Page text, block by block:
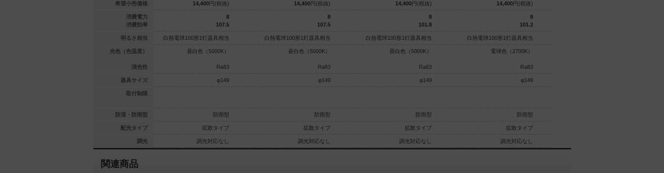
希望小売価格
消費電力
消費効率
明るさ相当
光色（色温度）
演色性
器具サイズ
取付制限
防湿・防雨型
配光タイプ
調光
円(税抜)
7.7
94.8
白熱電球100形1灯器具相当
温白色（3500K）
φ85
55度までの傾斜天井に取付可
対応なし
拡散タイプ
14,400円(税抜)
8
107.5
白熱電球100形1灯器具相当
昼白色（5000K）
Ra83
φ149
防雨型
拡散タイプ
調光対応なし
14,400円(税抜)
8
107.5
白熱電球100形1灯器具相当
昼白色（5000K）
Ra83
φ149
防雨型
拡散タイプ
調光対応なし
14,400円(税抜)
8
101.8
白熱電球100形1灯器具相当
昼白色（5000K）
Ra83
φ149
防雨型
拡散タイプ
調光対応なし
14,400円(税抜)
8
101.2
白熱電球100形1灯器具相当
電球色（2700K）
Ra83
φ149
防雨型
拡散タイプ
調光対応なし
関連商品